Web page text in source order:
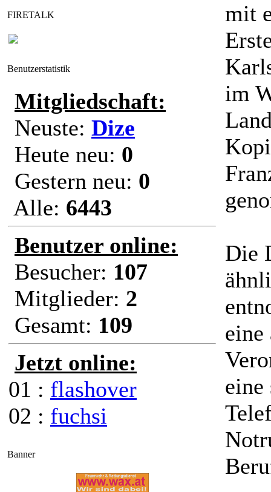
FIRETALK
Benutzerstatistik
Mitgliedschaft:
Neuste: Dize
Heute neu: 0
Gestern neu: 0
Alle: 6443
Benutzer online:
Besucher: 107
Mitglieder: 2
Gesamt: 109
Jetzt online:
01 : flashover
02 : fuchsi
Banner
mit
im
Die
eine
eine